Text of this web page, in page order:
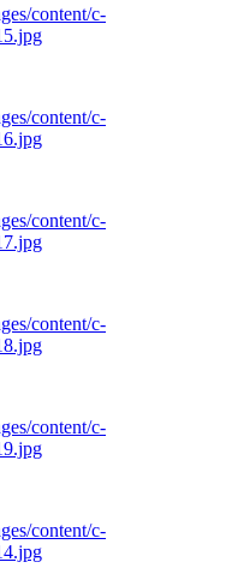
content/c-
content/c-
content/c-
content/c-
content/c-
content/c-